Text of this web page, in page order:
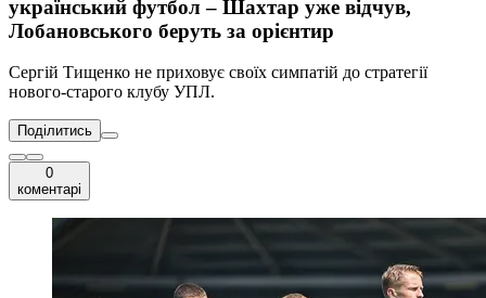
український футбол – Шахтар уже відчув,
Лобановського беруть за орієнтир
Сергій Тищенко не приховує своїх симпатій до стратегії
нового-старого клубу УПЛ.
Поділитись
0
коментарі